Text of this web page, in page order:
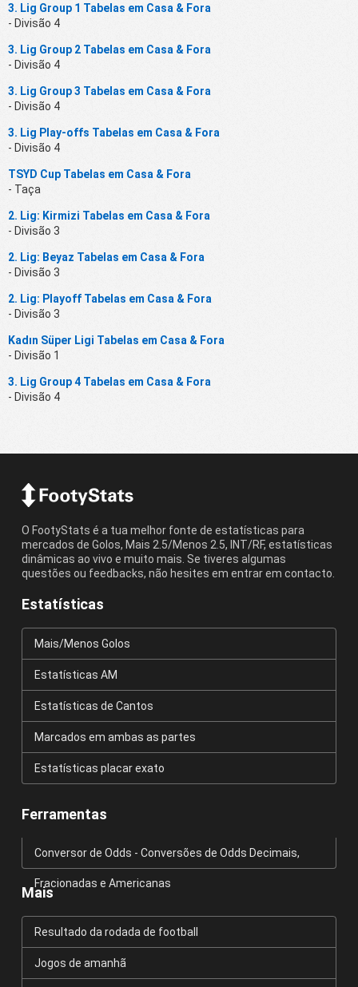
3. Lig Group 1 Tabelas em Casa & Fora
- Divisão 4
3. Lig Group 2 Tabelas em Casa & Fora
- Divisão 4
3. Lig Group 3 Tabelas em Casa & Fora
- Divisão 4
3. Lig Play-offs Tabelas em Casa & Fora
- Divisão 4
TSYD Cup Tabelas em Casa & Fora
- Taça
2. Lig: Kirmizi Tabelas em Casa & Fora
- Divisão 3
2. Lig: Beyaz Tabelas em Casa & Fora
- Divisão 3
2. Lig: Playoff Tabelas em Casa & Fora
- Divisão 3
Kadın Süper Ligi Tabelas em Casa & Fora
- Divisão 1
3. Lig Group 4 Tabelas em Casa & Fora
- Divisão 4
O FootyStats é a tua melhor fonte de estatísticas para
mercados de Golos, Mais 2.5/Menos 2.5, INT/RF, estatísticas
dinâmicas ao vivo e muito mais. Se tiveres algumas
questões ou feedbacks, não hesites em entrar em contacto.
Estatísticas
Mais/Menos Golos
Estatísticas AM
Estatísticas de Cantos
Marcados em ambas as partes
Estatísticas placar exato
Ferramentas
Conversor de Odds - Conversões de Odds Decimais,
Fracionadas e Americanas
Mais
Resultado da rodada de football
Jogos de amanhã